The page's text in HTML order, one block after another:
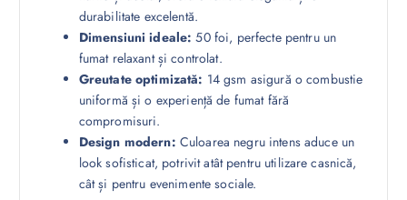
durabilitate excelentă.
Dimensiuni ideale: 50 foi, perfecte pentru un
fumat relaxant și controlat.
Greutate optimizată: 14 gsm asigură o combustie
uniformă și o experiență de fumat fără
compromisuri.
Design modern: Culoarea negru intens aduce un
look sofisticat, potrivit atât pentru utilizare casnică,
cât și pentru evenimente sociale.